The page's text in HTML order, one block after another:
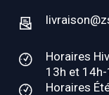
Horaires
13h et
Horaires